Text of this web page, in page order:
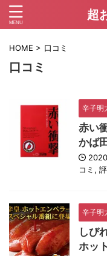
超
HOME > 口コミ
口コミ
辛子明
赤い
かば
コミ ,
辛子明
しび
ホッ